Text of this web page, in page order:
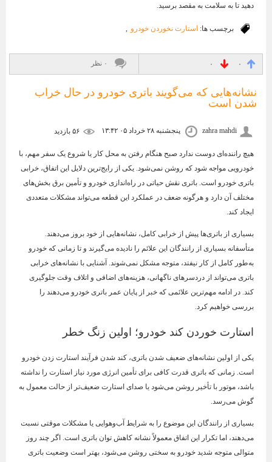
دهید تا به سلامت به مقصد برسید.
برچسب ها: استارت نخوردن خودرو
۰ ۰ ۰ نظر
نشانه‌هایی که می‌گویند باتری خودرو در حال خراب
شدن است
zahra mahdi پنجشنبه ۲۸ خرداد ۰۵ ۱۳:۴۲
هیچ راننده‌ای دوست ندارد صبح هنگام رفتن به محل کار یا شروع یک سفر مهم، با
خودرویی مواجه شود که روشن نمی‌شود. یکی از رایج‌ترین دلایل این اتفاق، خرابی
باتری خودرو است. باتری نقش حیاتی در راه‌اندازی خودرو و تأمین برق بخش‌های
مختلف آن دارد و هرگونه ضعف در عملکرد این قطعه می‌تواند مشکلات متعددی
ایجاد کند.
بسیاری از باتری‌ها پیش از خرابی کامل، نشانه‌هایی از خود بروز می‌دهند.
متأسفانه بسیاری از رانندگان این علائم را نادیده می‌گیرند و تا زمانی که خودرو
به‌طور کامل از کار نیفتد، متوجه مشکل نمی‌شوند. آشنایی با نشانه‌های خرابی
باتری می‌تواند از دردسرهای ناگهانی، هزینه‌های اضافی و اتلاف وقت جلوگیری
کند. در ادامه مهم‌ترین علائمی که خبر از پایان عمر باتری خودرو می‌دهند را
بررسی خواهیم کرد.
استارت خوردن کند خودرو؛ اولین زنگ خطر
یکی از اولین نشانه‌های ضعیف شدن باتری، کند شدن فرآیند استارت زدن خودرو
است. زمانی که باتری قدرت کافی برای تأمین انرژی مورد نیاز استارت را نداشته
باشد، موتور با تأخیر روشن می‌شود یا صدای استارت ضعیف‌تر از حالت معمول به
گوش می‌رسد.
بسیاری از رانندگان این موضوع را به شرایط آب‌وهوایی یا مشکلات موقتی نسبت
می‌دهند، اما تکرار این اتفاق معمولاً نشانه کاهش توان باتری است. اگر چند روز
متوالی متوجه شدید خودرو به سختی روشن می‌شود، بهتر است وضعیت باتری